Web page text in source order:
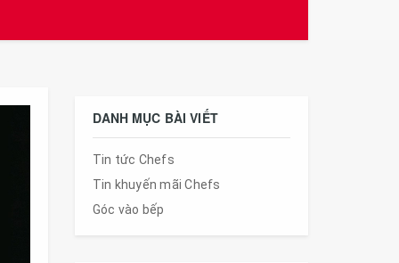
DANH MỤC BÀI VIẾT
Tin tức Chefs
Tin khuyến mãi Chefs
Góc vào bếp